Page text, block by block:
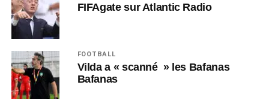
FIFAgate sur Atlantic Radio
FOOTBALL
Vilda a « scanné » les Bafanas
Bafanas